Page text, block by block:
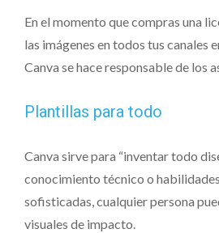
En el momento que compras una
las imágenes en todos tus canales
Canva se hace responsable de los
Plantillas para todo
Canva sirve para “inventar todo
conocimiento técnico o
sofisticadas, cualquier persona
visuales de impacto.